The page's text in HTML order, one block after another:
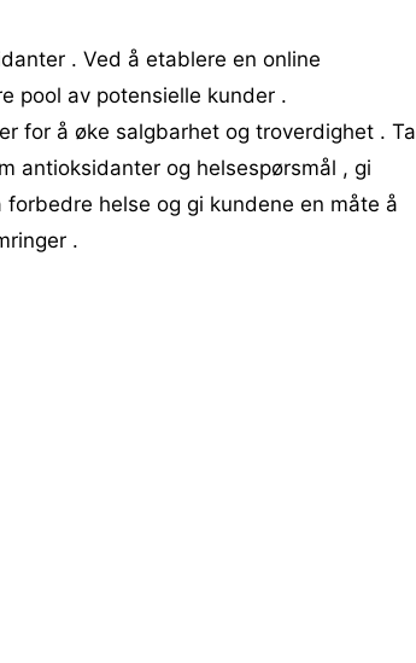
. Ved å etablere en online
pool av potensielle kunder .
for å øke salgbarhet og troverdighet . Ta
antioksidanter og helsespørsmål , gi
helse og gi kundene en måte å
.